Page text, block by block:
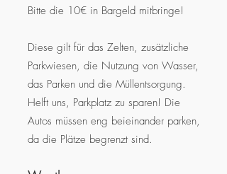
Bitte die 10€ in Bargeld mitbringe!
Diese gilt für das Zelten, zusätzliche
Parkwiesen, die Nutzung von Wasser,
das Parken und die Müllentsorgung.
Helft uns, Parkplatz zu sparen! Die
Autos müssen eng beieinander parken,
da die Plätze begrenzt sind.